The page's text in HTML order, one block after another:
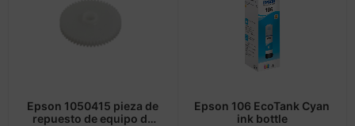
Epson 1050415 pieza de
repuesto de equipo de
Epson 106 EcoTank Cyan
ink bottle